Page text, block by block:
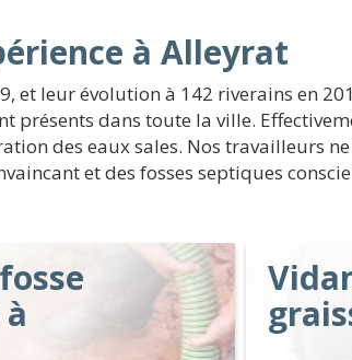
à Alleyrat
et leur évolution à 142 riverains en
présents dans toute la ville.
des eaux sales. Nos travailleurs
et des fosses septiques